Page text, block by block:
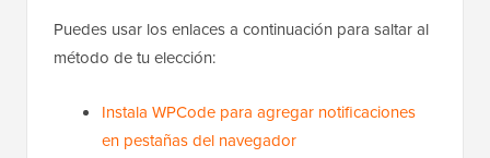
Puedes usar los enlaces a continuación para saltar al
método de tu elección:
Instala WPCode para agregar notificaciones
en pestañas del navegador